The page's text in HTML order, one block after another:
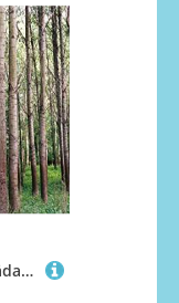
1500 Teile Puzzle,Lernen Pädagogische Puzzle Spielzeug - Wälder Bäume Gras 87x57cm